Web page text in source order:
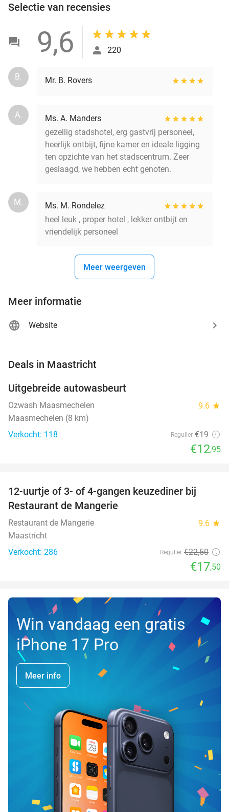
Selectie van recensies
9,6 220
B. Mr. B. Rovers
A.
Ms. A. Manders
gezellig stadshotel, erg gastvrij personeel,
heerlijk ontbijt, fijne kamer en ideale ligging
ten opzichte van het stadscentrum. Zeer
geslaagd, we hebben echt genoten.
M.
Ms. M. Rondelez
heel leuk , proper hotel , lekker ontbijt en
vriendelijk personeel
Meer weergeven
Meer informatie
Website
Deals in Maastricht
NEW
TODAY
Uitgebreide autowasbeurt
Ozwash Maasmechelen 9.6 star
Maasmechelen (8 km)
Verkocht: 118
Regulier €19
€12,95
12-uurtje of 3- of 4-gangen keuzediner bij
Restaurant de Mangerie
Restaurant de Mangerie 9.6 star
Maastricht
Verkocht: 286
Regulier €22,50
€17,50
Win vandaag een gratis
iPhone 17 Pro
Meer info